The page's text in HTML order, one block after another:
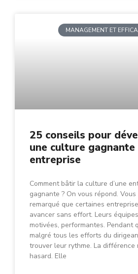
MANAGEMENT ET
25 conseils pour
une culture
entreprise
Comment bâtir la culture d’une
gagnante ? On vous répond.
remarqué que certaines
avancer sans effort. Leurs
motivées, performantes. Pendant
malgré tous les efforts du
trouver leur rythme. La différence
hasard. Elle